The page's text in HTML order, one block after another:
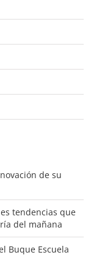
de su
tendencias que
del mañana
Buque Escuela